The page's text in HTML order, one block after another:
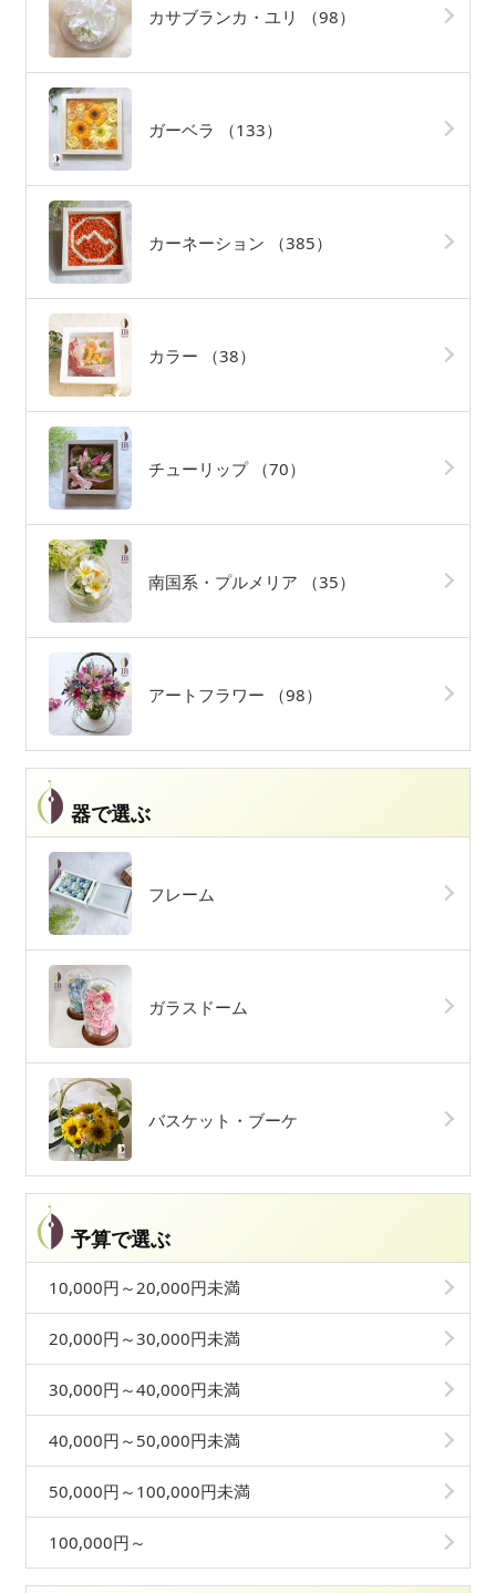
カサブランカ・ユリ （98）
ガーベラ （133）
カーネーション （385）
カラー （38）
チューリップ （70）
南国系・プルメリア （35）
アートフラワー （98）
器で選ぶ
フレーム
ガラスドーム
バスケット・ブーケ
予算で選ぶ
10,000円～20,000円未満
20,000円～30,000円未満
30,000円～40,000円未満
40,000円～50,000円未満
50,000円～100,000円未満
100,000円～